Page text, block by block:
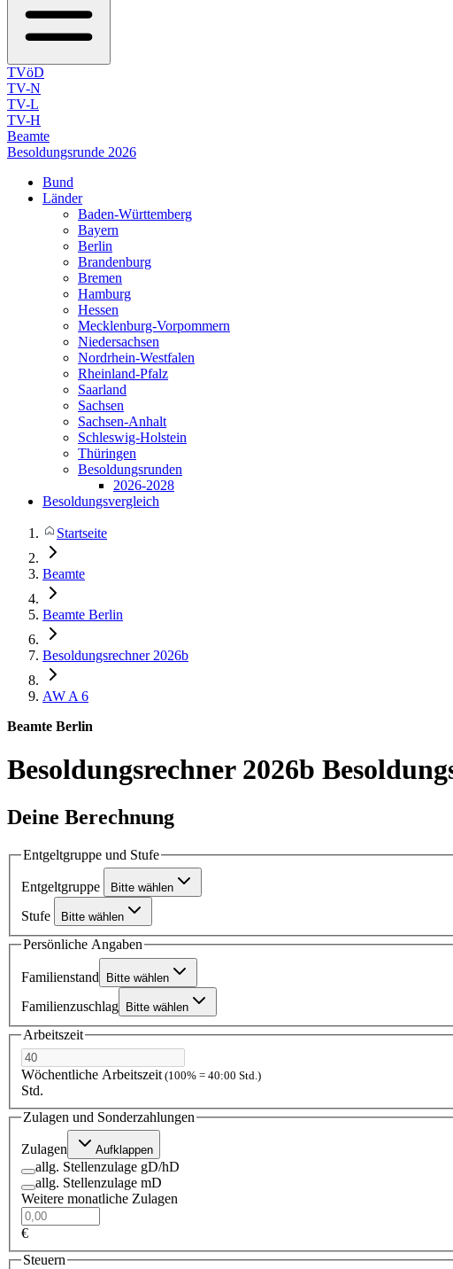
TVöD
TV-N
TV-L
TV-H
Beamte
Besoldungsrunde 2026
Bund
Länder
Baden-Württemberg
Bayern
Berlin
Brandenburg
Bremen
Hamburg
Hessen
Mecklenburg-Vorpommern
Niedersachsen
Nordrhein-Westfalen
Rheinland-Pfalz
Saarland
Sachsen
Sachsen-Anhalt
Schleswig-Holstein
Thüringen
Besoldungsrunden
2026-2028
Besoldungsvergleich
Startseite
Beamte
Beamte Berlin
Besoldungsrechner 2026b
AW A 6
Beamte Berlin
Besoldungsrechner 2026b
Deine Berechnung
Entgeltgruppe und Stufe
Entgeltgruppe Bitte wählen
Stufe Bitte wählen
Persönliche Angaben
Familienstand Bitte wählen
Familienzuschlag Bitte wählen
Arbeitszeit
Wöchentliche Arbeitszeit (100% = 40:00 Std.)
Std.
Zulagen und Sonderzahlungen
Zulagen Aufklappen
allg. Stellenzulage gD/hD
allg. Stellenzulage mD
Weitere monatliche Zulagen
€
Steuern